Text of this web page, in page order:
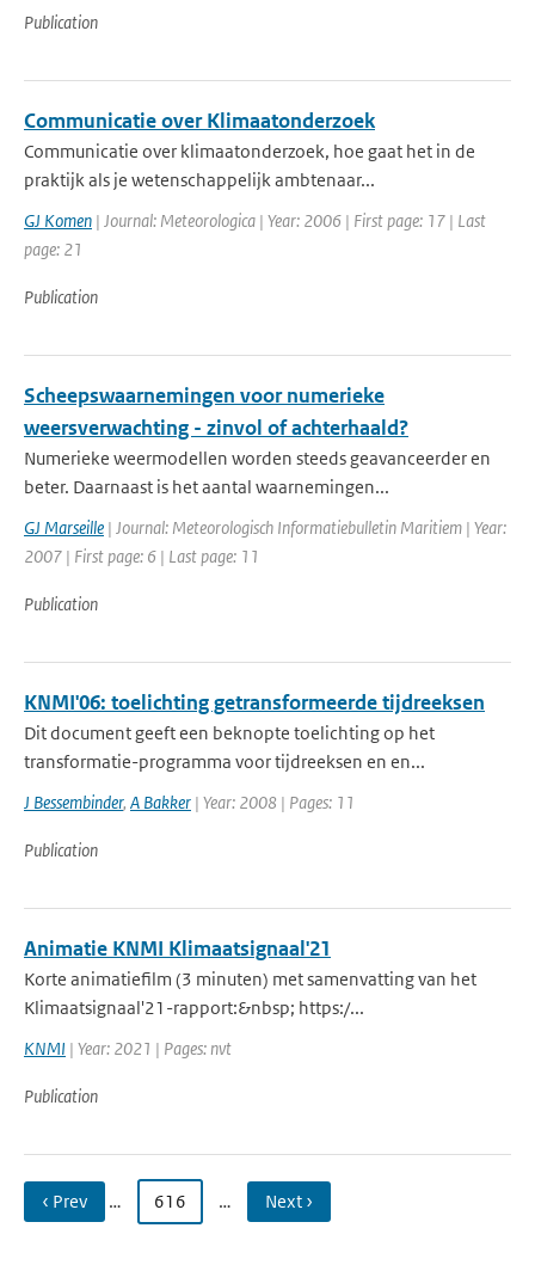
Publication
Communicatie over Klimaatonderzoek
Communicatie over klimaatonderzoek, hoe gaat het in de
praktijk als je wetenschappelijk ambtenaar...
GJ Komen | Journal: Meteorologica | Year: 2006 | First page: 17 | Last
page: 21
Publication
Scheepswaarnemingen voor numerieke
weersverwachting - zinvol of achterhaald?
Numerieke weermodellen worden steeds geavanceerder en
beter. Daarnaast is het aantal waarnemingen...
GJ Marseille | Journal: Meteorologisch Informatiebulletin Maritiem | Year:
2007 | First page: 6 | Last page: 11
Publication
KNMI'06: toelichting getransformeerde tijdreeksen
Dit document geeft een beknopte toelichting op het
transformatie-programma voor tijdreeksen en en...
J Bessembinder, A Bakker | Year: 2008 | Pages: 11
Publication
Animatie KNMI Klimaatsignaal'21
Korte animatiefilm (3 minuten) met samenvatting van het
Klimaatsignaal'21-rapport:&nbsp; https:/...
KNMI | Year: 2021 | Pages: nvt
Publication
‹ Prev … 616 … Next ›